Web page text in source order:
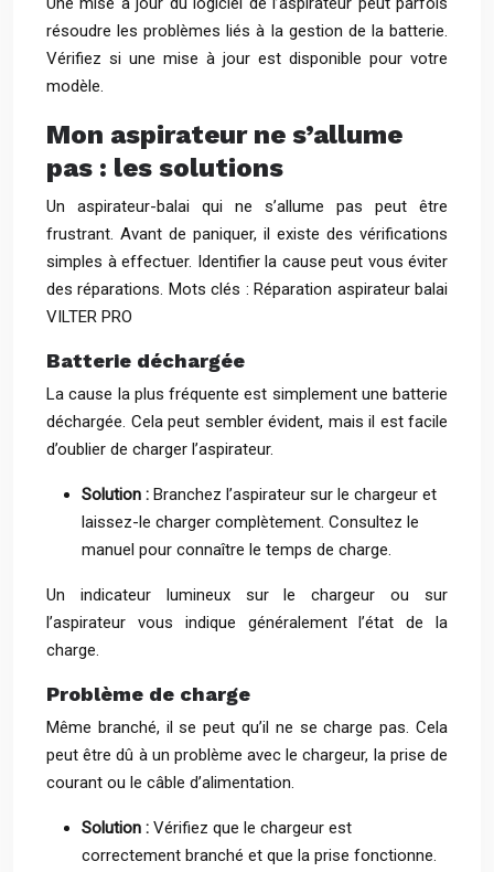
résoudre les problèmes liés à la gestion de la batterie.
Vérifiez si une mise à jour est disponible pour votre
modèle.
Mon aspirateur ne s’allume
pas : les solutions
Un aspirateur-balai qui ne s’allume pas peut être
frustrant. Avant de paniquer, il existe des vérifications
simples à effectuer. Identifier la cause peut vous éviter
des réparations. Mots clés : Réparation aspirateur balai
VILTER PRO
Batterie déchargée
La cause la plus fréquente est simplement une batterie
déchargée. Cela peut sembler évident, mais il est facile
d’oublier de charger l’aspirateur.
Solution : Branchez l’aspirateur sur le chargeur et
laissez-le charger complètement. Consultez le
manuel pour connaître le temps de charge.
Un indicateur lumineux sur le chargeur ou sur
l’aspirateur vous indique généralement l’état de la
charge.
Problème de charge
Même branché, il se peut qu’il ne se charge pas. Cela
peut être dû à un problème avec le chargeur, la prise de
courant ou le câble d’alimentation.
Solution : Vérifiez que le chargeur est
correctement branché et que la prise fonctionne.